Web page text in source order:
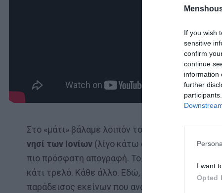
If you wish
sensitive
confirm
continue
information
further
I want
Opted
Στο «μάτι» βάλαμε λοιπόν τούτο το
νησί των Ιονίων (λίγο κάτω από 6 τετραγωνικά
πιο πρόσφατη απογραφή. Το καλοκαίρι, βέβαια,
κάτι τρελό. Κάθε άλλο. Εδώ, ανάμεσα στη
παράδεισος εκείνων που αναζητούν την